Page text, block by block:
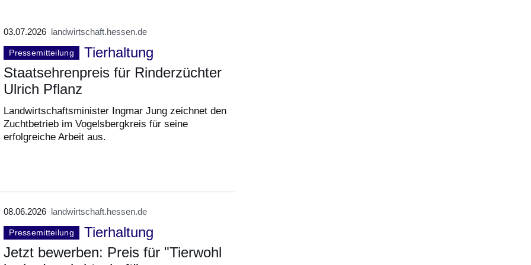
03.07.2026 landwirtschaft.hessen.de
Pressemitteilung
Tierhaltung
Staatsehrenpreis für Rinderzüchter
Ulrich Pflanz
Landwirtschaftsminister Ingmar Jung zeichnet den
Zuchtbetrieb im Vogelsbergkreis für seine
erfolgreiche Arbeit aus.
08.06.2026 landwirtschaft.hessen.de
Pressemitteilung
Tierhaltung
Jetzt bewerben: Preis für "Tierwohl